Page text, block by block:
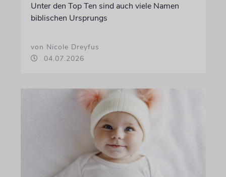
Unter den Top Ten sind auch viele Namen
biblischen Ursprungs
von Nicole Dreyfus
04.07.2026